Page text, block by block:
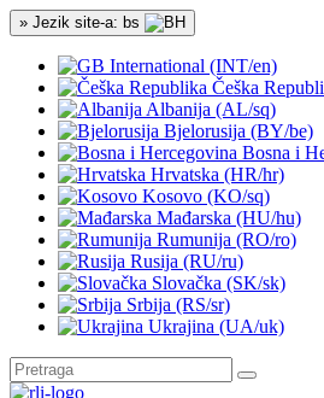
» Jezik site-a: bs
International (INT/en)
Češka
Albanija (AL/sq)
Bjelorusija (BY/be)
Bosna i
Hrvatska (HR/hr)
Kosovo (KO/sq)
Mađarska (HU/hu)
Rumunija (RO/ro)
Rusija (RU/ru)
Slovačka (SK/sk)
Srbija (RS/sr)
Ukrajina (UA/uk)